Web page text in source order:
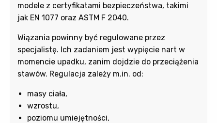
modele z certyfikatami bezpieczeństwa, takimi
jak EN 1077 oraz ASTM F 2040.
Wiązania powinny być regulowane przez
specjalistę. Ich zadaniem jest wypięcie nart w
momencie upadku, zanim dojdzie do przeciążenia
stawów. Regulacja zależy m.in. od:
masy ciała,
wzrostu,
poziomu umiejętności,